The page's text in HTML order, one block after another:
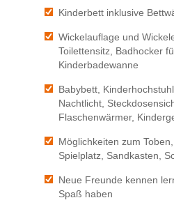
Kinderbett inklusive
Wickelauflage und
Toilettensitz, Badhocker
Kinderbadewanne
Babybett,
Nachtlicht,
Flaschenwärmer,
Möglichkeiten zum
Spielplatz, Sandkasten,
Neue Freunde kennen
Spaß haben